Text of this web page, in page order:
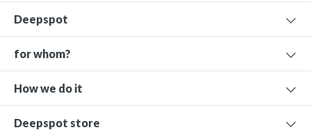
Deepspot
for whom?
How we do it
Deepspot store